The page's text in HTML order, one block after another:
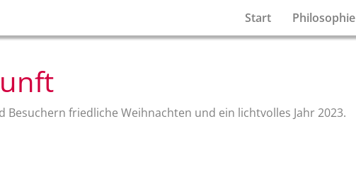
Start Philosophie
Besuchern friedliche Weihnachten und ein lichtvolles Jahr 2023.